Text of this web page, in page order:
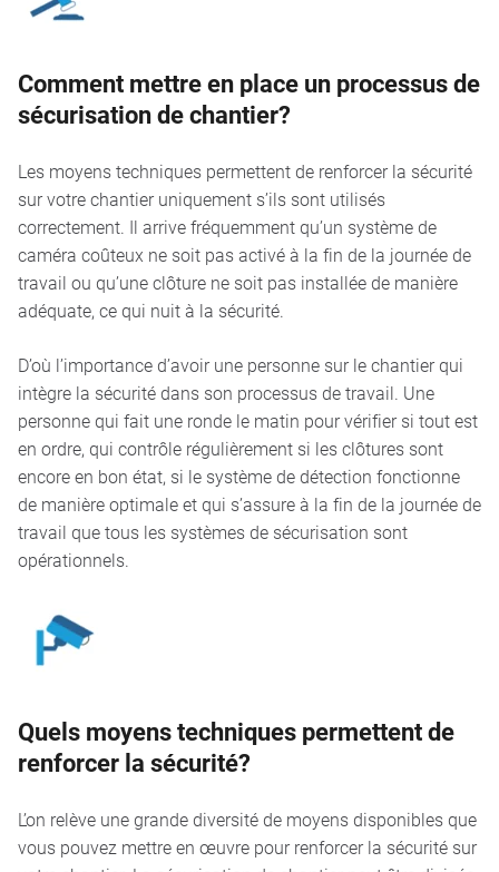
Comment mettre en place un processus de
sécurisation de chantier?
Les moyens techniques permettent de renforcer la sécurité
sur votre chantier uniquement s’ils sont utilisés
correctement. Il arrive fréquemment qu’un système de
caméra coûteux ne soit pas activé à la fin de la journée de
travail ou qu’une clôture ne soit pas installée de manière
adéquate, ce qui nuit à la sécurité.
D’où l’importance d’avoir une personne sur le chantier qui
intègre la sécurité dans son processus de travail. Une
personne qui fait une ronde le matin pour vérifier si tout est
en ordre, qui contrôle régulièrement si les clôtures sont
encore en bon état, si le système de détection fonctionne
de manière optimale et qui s’assure à la fin de la journée de
travail que tous les systèmes de sécurisation sont
opérationnels.
Quels moyens techniques permettent de
renforcer la sécurité?
L’on relève une grande diversité de moyens disponibles que
vous pouvez mettre en œuvre pour renforcer la sécurité sur